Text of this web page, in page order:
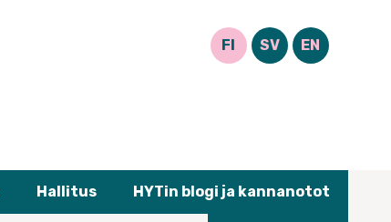
FI SV EN
Hallitus HYTin blogi ja kannanotot